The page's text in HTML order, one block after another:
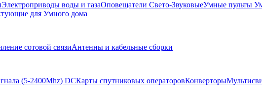
Электроприводы воды и газаОповещатели Свето-ЗвуковыеУмные пульты
для Умного дома
сотовой связиАнтенны и кабельные сборки
(5-2400Mhz) DCКарты спутниковых операторовКонверторы